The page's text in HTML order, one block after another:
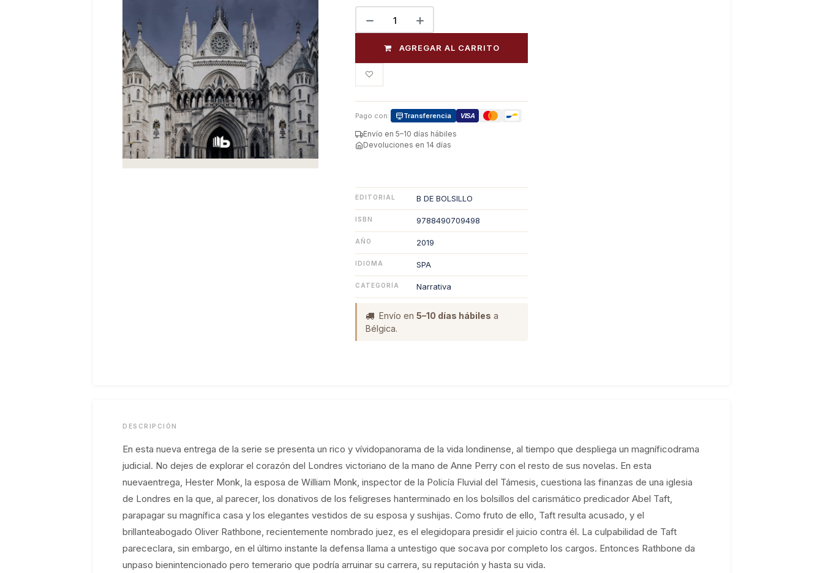
AGREGAR AL CARRITO
Pago con: Transferencia VISA
Envío en 5–10 días hábiles
Devoluciones en 14 días
EDITORIAL B DE BOLSILLO
ISBN 9788490709498
AÑO 2019
IDIOMA SPA
CATEGORÍA Narrativa
Envío en 5–10 días hábiles a
Bélgica.
DESCRIPCIÓN
En esta nueva entrega de la serie se presenta un rico y vívidopanorama de la vida londinense, al tiempo que despliega un magníficodrama
judicial. No dejes de explorar el corazón del Londres victoriano de la mano de Anne Perry con el resto de sus novelas. En esta
nuevaentrega, Hester Monk, la esposa de William Monk, inspector de la Policía Fluvial del Támesis, cuestiona las finanzas de una iglesia
de Londres en la que, al parecer, los donativos de los feligreses hanterminado en los bolsillos del carismático predicador Abel Taft,
parapagar su magnífica casa y los elegantes vestidos de su esposa y sushijas. Como fruto de ello, Taft resulta acusado, y el
brillanteabogado Oliver Rathbone, recientemente nombrado juez, es el elegidopara presidir el juicio contra él. La culpabilidad de Taft
parececlara, sin embargo, en el último instante la defensa llama a untestigo que socava por completo los cargos. Entonces Rathbone da
unpaso bienintencionado pero temerario que podría arruinar su carrera, su reputación y hasta su vida.